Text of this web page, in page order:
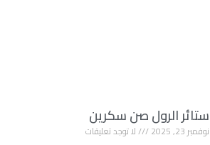
ستائر الرول صن سكرين
نوفمبر 23, 2025 لا توجد تعليقات